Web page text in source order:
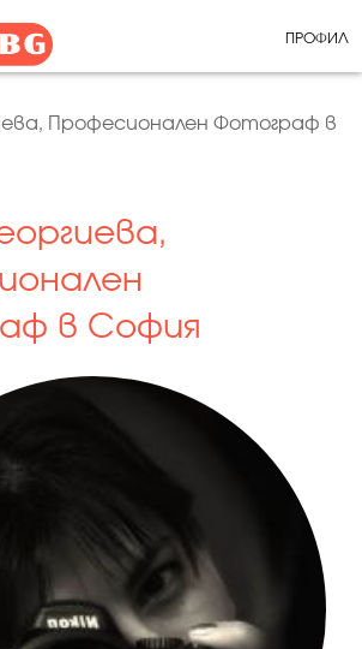
ПРОФИЛ
Професионален Фотограф в
в София